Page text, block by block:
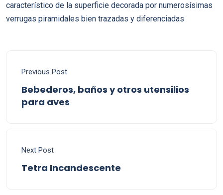
característico de la superficie decorada por numerosísimas
verrugas piramidales bien trazadas y diferenciadas
Previous Post
Bebederos, baños y otros utensilios
para aves
Next Post
Tetra Incandescente